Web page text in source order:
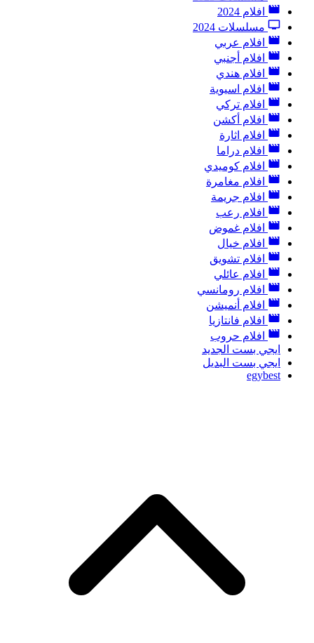
افلام 2024
مسلسلات 2024
افلام عربي
افلام أجنبي
افلام هندي
افلام اسيوية
افلام تركي
افلام أكشن
افلام اثارة
افلام دراما
افلام كوميدي
افلام مغامرة
افلام جريمة
افلام رعب
افلام غموض
افلام خيال
افلام تشويق
افلام عائلي
افلام رومانسي
افلام أنميشن
افلام فانتازيا
افلام حروب
ايجي بست الجديد
ايجي بست البديل
egybest